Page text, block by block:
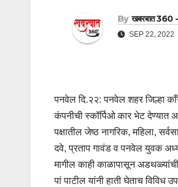
By खबरबात 360 -
SEP 22, 2022
पनवेल दि.२२: पनवेल शहर जिल्हा
कंपनीची स्कॉर्पिओ कार भेट देण्यात
पक्षातील जेष्ठ नागरिक, महिला,
दवे, प्रताप गावंड व पनवेल युवक
मागील काही काळापासून
पां पाटील यांनी हाती घेताच विविध